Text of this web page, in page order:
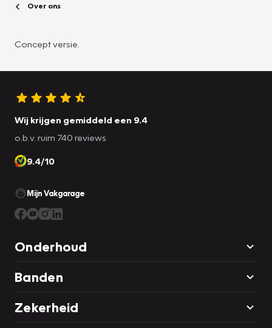
Over ons
Concept versie.
Wij krijgen gemiddeld een 9.4
o.b.v. ruim 740 reviews
9.4/10
Mijn Vakgarage
Onderhoud
Banden
Zekerheid